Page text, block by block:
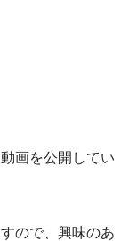
画を公開してい
ので、興味のあ